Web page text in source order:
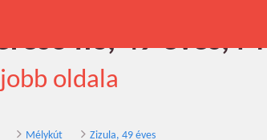
nő, 49 éves,
oldala
Mélykút Zizula, 49 éves